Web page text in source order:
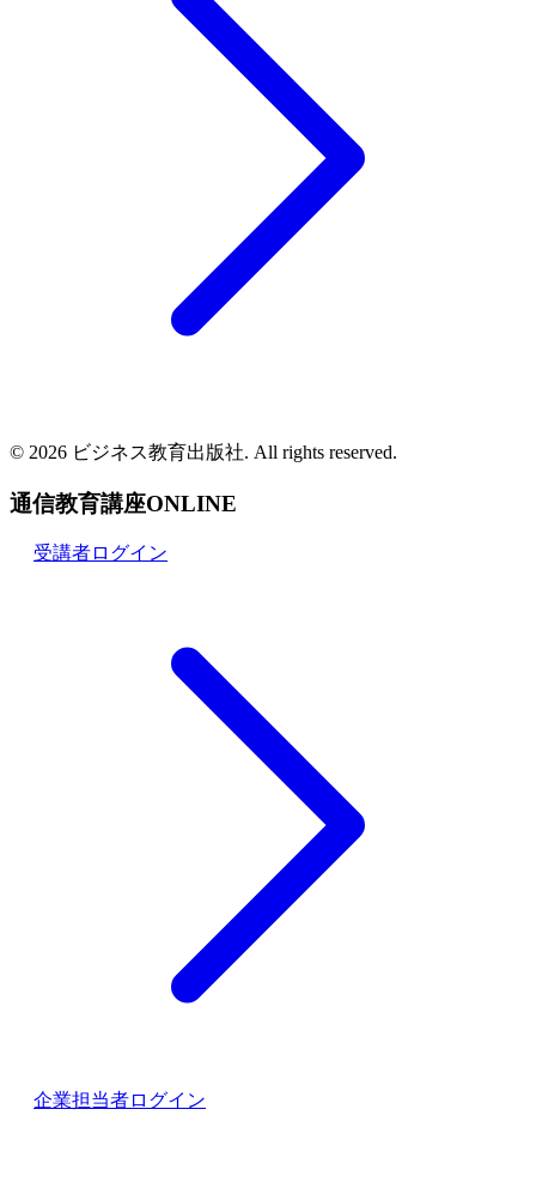
© 2026 ビジネス教育出版社. All rights reserved.
通信教育講座ONLINE
受講者ログイン
企業担当者ログイン